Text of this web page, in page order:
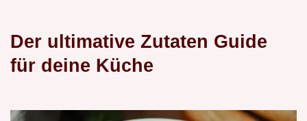
Der ultimative Zutaten Guide
für deine Küche